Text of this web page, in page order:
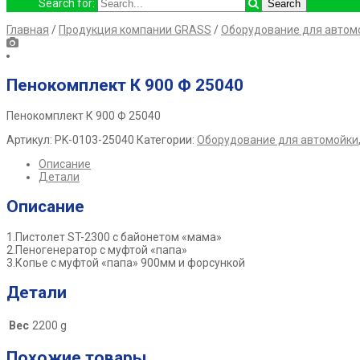
Search for:
Главная / Продукция компании GRASS /Оборудование для
Пенокомплект К 900 Ф 25040
Пенокомплект К 900 Ф 25040
Артикул: PK-0103-25040 Категории: Оборудование для автомойки,
Описание
Детали
Описание
1.Пистолет ST-2300 с байонетом «мама»
2.Пеногенератор с муфтой «папа»
3.Копье с муфтой «папа» 900мм и форсункой
Детали
Вес 2200 g